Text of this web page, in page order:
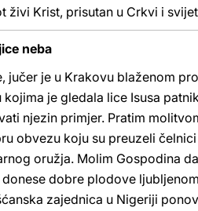
živi Krist, prisutan u Crkvi i
neba
jučer je u Krakovu blaženom
kojima je gledala lice Isusa
njezin primjer. Pratim
obvezu koju su preuzeli
oružja. Molim Gospodina
dobre plodove
zajednica u Nigeriji